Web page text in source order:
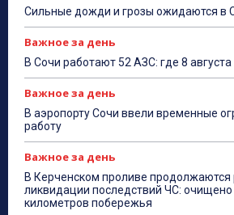
Сильные дожди и грозы ожидаются в
Важное за день
В Сочи работают 52 АЗС: где 8 августа
Важное за день
В аэропорту Сочи ввели временные
работу
Важное за день
В Керченском проливе продолжаются
ликвидации последствий ЧС: очищено
километров побережья